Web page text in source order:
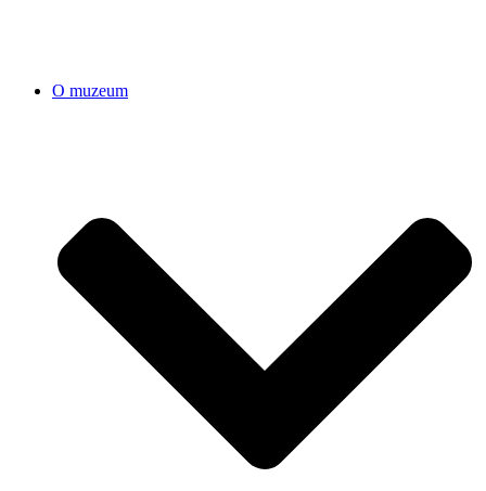
O muzeum